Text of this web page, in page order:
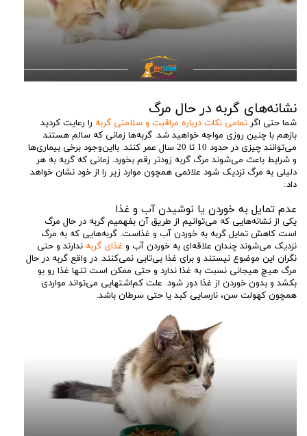
نشانه‌های گربه در حال مرگ
شما حتی اگر تمامی نکات درباره مراقبت و سلامتی گربه را رعایت کردید
بازهم با چنین روزی مواجه خواهید شد. گربه‌ها زمانی که سالم هستند
می‌توانند چیزی در حدود 10 تا 20 سال عمر کنند. بااین‌وجود برخی بیماری‌ها
و شرایط باعث می‌شوند مرگ گربه زودتر رقم بخورد. زمانی که گربه به هر
دلیلی به مرگ نزدیک شود علائمی همچون موارد زیر را از خود نشان خواهد
داد:
عدم تمایل به خوردن یا نوشیدن آب و غذا
یکی از نشانه‌هایی که می‌توانیم از طریق آن بفهمیم گربه در حال مرگ
است کاهش تمایل گربه به خوردن آب و غذاست. گربه‌هایی که به مرگ
نزدیک می‌شوند چندان علاقه‌ای به خوردن آب و غذای گربه ندارند و حتی
نگران این موضوع نیستند و برای غذا بی‌تابی نمی‌کنند. در واقع گربه در حال
مرگ هیچ هیجانی نسبت به غذا ندارد و حتی ممکن است تنها غذا رو بو
بکشد و بدون خوردن از غذا دور شود. علت کم‌اشتهایی می‌تواند مواردی
همچون کهولت سن، نارسایی کبد یا حتی سرطان باشد.